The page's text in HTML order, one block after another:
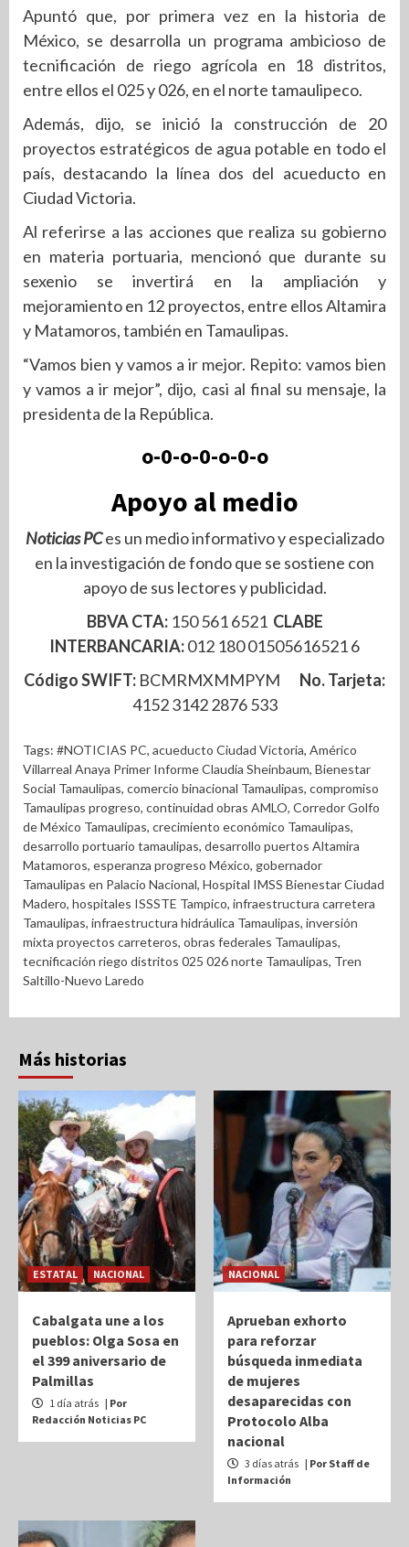
Apuntó que, por primera vez en la historia de
México, se desarrolla un programa ambicioso de
tecnificación de riego agrícola en 18 distritos,
entre ellos el 025 y 026, en el norte tamaulipeco.
Además, dijo, se inició la construcción de 20
proyectos estratégicos de agua potable en todo el
país, destacando la línea dos del acueducto en
Ciudad Victoria.
Al referirse a las acciones que realiza su gobierno
en materia portuaria, mencionó que durante su
sexenio se invertirá en la ampliación y
mejoramiento en 12 proyectos, entre ellos Altamira
y Matamoros, también en Tamaulipas.
“Vamos bien y vamos a ir mejor. Repito: vamos bien
y vamos a ir mejor”, dijo, casi al final su mensaje, la
presidenta de la República.
o-0-o-0-o-0-o
Apoyo al medio
Noticias PCes un medio informativo y especializado
en la investigación de fondo que se sostiene con
apoyo de sus lectores y publicidad.
BBVA CTA: 150 561 6521 CLABE
INTERBANCARIA:012 180 01505616521 6
Código SWIFT: BCMRMXMMPYM No. Tarjeta:
4152 3142 2876 533
Tags: #NOTICIAS PC, acueducto Ciudad Victoria, Américo
Villarreal Anaya Primer Informe Claudia Sheinbaum, Bienestar
Social Tamaulipas, comercio binacional Tamaulipas, compromiso
Tamaulipas progreso, continuidad obras AMLO, Corredor Golfo
de México Tamaulipas, crecimiento económico Tamaulipas,
desarrollo portuario tamaulipas, desarrollo puertos Altamira
Matamoros, esperanza progreso México, gobernador
Tamaulipas en Palacio Nacional, Hospital IMSS Bienestar Ciudad
Madero, hospitales ISSSTE Tampico, infraestructura carretera
Tamaulipas, infraestructura hidráulica Tamaulipas, inversión
mixta proyectos carreteros, obras federales Tamaulipas,
tecnificación riego distritos 025 026 norte Tamaulipas, Tren
Saltillo-Nuevo Laredo
Más historias
ESTATAL NACIONAL
Cabalgata une a los
pueblos: Olga Sosa en
el 399 aniversario de
Palmillas
1 día atrás | Por
Redacción Noticias PC
NACIONAL
Aprueban exhorto
para reforzar
búsqueda inmediata
de mujeres
desaparecidas con
Protocolo Alba
nacional
3 días atrás | Por Staff de
Información